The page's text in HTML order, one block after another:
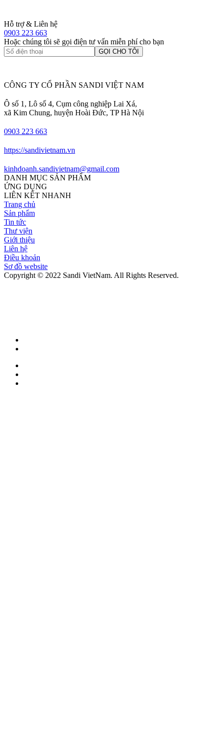
Hỗ trợ & Liên hệ
0903 223 663
Hoặc chúng tôi sẽ gọi điện tư vấn miễn phí cho bạn
GỌI CHO TÔI
CÔNG TY CỔ PHẦN SANDI VIỆT NAM
Ô số 1, Lô số 4, Cụm công nghiệp Lai Xá,
xã Kim Chung, huyện Hoài Đức, TP Hà Nội
0903 223 663
https://sandivietnam.vn
kinhdoanh.sandivietnam@gmail.com
DANH MỤC SẢN PHẨM
ỨNG DỤNG
LIÊN KẾT NHANH
Trang chủ
Sản phẩm
Tin tức
Thư viện
Giới thiệu
Liên hệ
Điều khoản
Sơ đồ website
Copyright © 2022 Sandi VietNam. All Rights Reserved.